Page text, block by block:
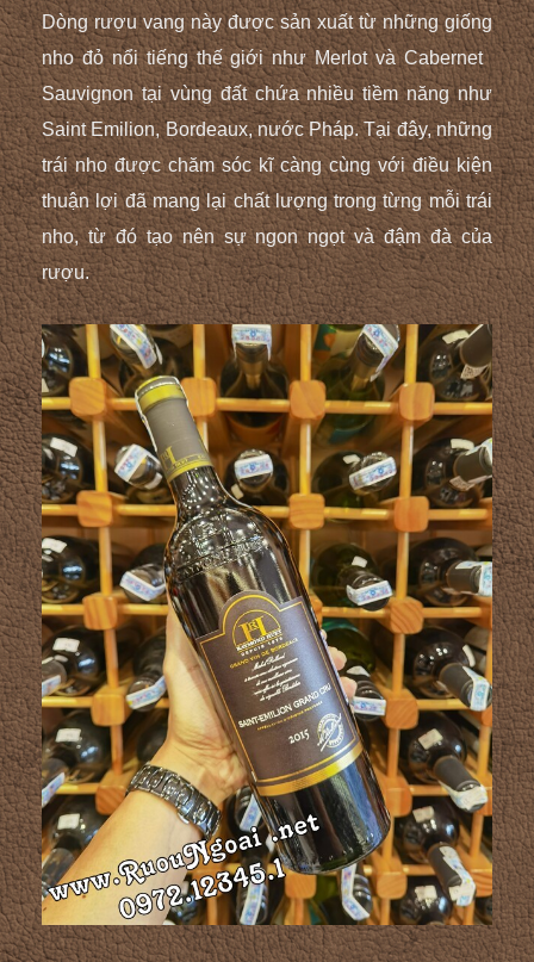
Dòng rượu vang này được sản xuất từ những giống
nho đỏ nổi tiếng thế giới như Merlot và Cabernet
Sauvignon tại vùng đất chứa nhiều tiềm năng như
Saint Emilion, Bordeaux, nước Pháp. Tại đây, những
trái nho được chăm sóc kĩ càng cùng với điều kiện
thuận lợi đã mang lại chất lượng trong từng mỗi trái
nho, từ đó tạo nên sự ngon ngọt và đậm đà của
rượu.